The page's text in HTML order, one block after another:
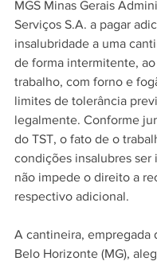
MGS Minas Gerais
Serviços S.A. a pagar
insalubridade a uma
de forma intermitente,
trabalho, com forno e
limites de tolerância
legalmente. Conforme
do TST, o fato de o
condições insalubres
não impede o direito a
respectivo adicional.
A cantineira, empregada
Belo Horizonte (MG),